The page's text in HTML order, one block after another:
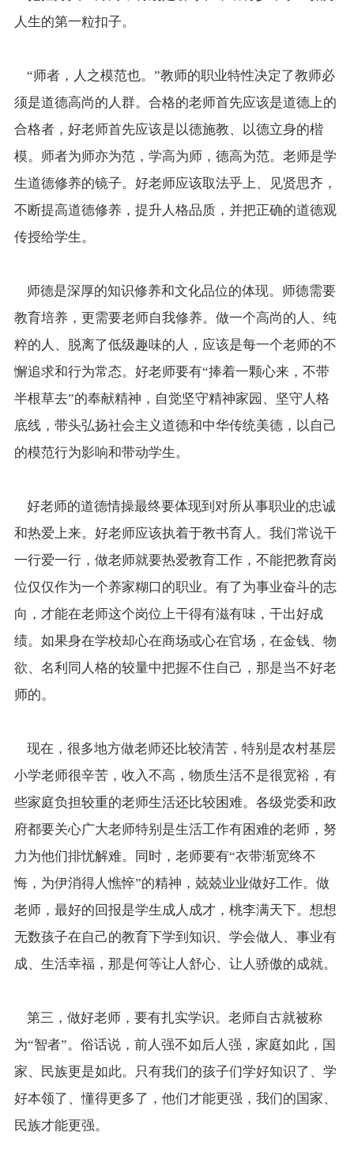
人生的第一粒扣子。
“师者，人之模范也。”教师的职业特性决定了教师必
须是道德高尚的人群。合格的老师首先应该是道德上的
合格者，好老师首先应该是以德施教、以德立身的楷
模。师者为师亦为范，学高为师，德高为范。老师是学
生道德修养的镜子。好老师应该取法乎上、见贤思齐，
不断提高道德修养，提升人格品质，并把正确的道德观
传授给学生。
师德是深厚的知识修养和文化品位的体现。师德需要
教育培养，更需要老师自我修养。做一个高尚的人、纯
粹的人、脱离了低级趣味的人，应该是每一个老师的不
懈追求和行为常态。好老师要有“捧着一颗心来，不带
半根草去”的奉献精神，自觉坚守精神家园、坚守人格
底线，带头弘扬社会主义道德和中华传统美德，以自己
的模范行为影响和带动学生。
好老师的道德情操最终要体现到对所从事职业的忠诚
和热爱上来。好老师应该执着于教书育人。我们常说干
一行爱一行，做老师就要热爱教育工作，不能把教育岗
位仅仅作为一个养家糊口的职业。有了为事业奋斗的志
向，才能在老师这个岗位上干得有滋有味，干出好成
绩。如果身在学校却心在商场或心在官场，在金钱、物
欲、名利同人格的较量中把握不住自己，那是当不好老
师的。
现在，很多地方做老师还比较清苦，特别是农村基层
小学老师很辛苦，收入不高，物质生活不是很宽裕，有
些家庭负担较重的老师生活还比较困难。各级党委和政
府都要关心广大老师特别是生活工作有困难的老师，努
力为他们排忧解难。同时，老师要有“衣带渐宽终不
悔，为伊消得人憔悴”的精神，兢兢业业做好工作。做
老师，最好的回报是学生成人成才，桃李满天下。想想
无数孩子在自己的教育下学到知识、学会做人、事业有
成、生活幸福，那是何等让人舒心、让人骄傲的成就。
第三，做好老师，要有扎实学识。老师自古就被称
为“智者”。俗话说，前人强不如后人强，家庭如此，国
家、民族更是如此。只有我们的孩子们学好知识了、学
好本领了、懂得更多了，他们才能更强，我们的国家、
民族才能更强。